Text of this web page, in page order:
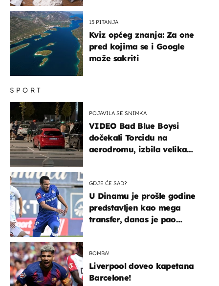
SPORT
POJAVILA SE SNIMKA
VIDEO Bad Blue Boysi
dočekali Torcidu na
aerodromu, izbila velika
GDJE ĆE SAD?
U Dinamu je prošle godine
predstavljen kao mega
transfer, danas je pao
BOMBA!
Liverpool doveo kapetana
Barcelone!
15 PITANJA
Kviz općeg znanja: Za one
pred kojima se i Google
može sakriti